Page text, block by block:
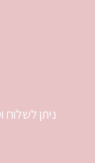
ניתן